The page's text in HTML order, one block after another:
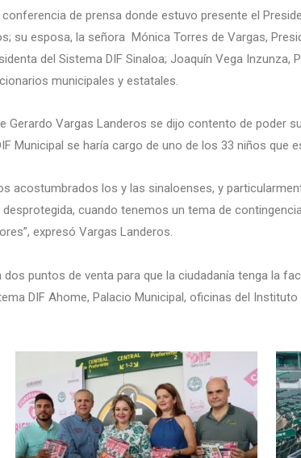
de prensa donde estuvo presente el
su esposa, la señora Mónica Torres de Vargas,
del Sistema DIF Sinaloa; Joaquín Vega Inzunza,
municipales y estatales.
Gerardo Vargas Landeros se dijo contento de poder
Municipal se haría cargo de uno de los 33 niños que
acostumbrados los y las sinaloenses, y
desprotegida, cuando tenemos un tema de
expresó Vargas Landeros.
puntos de venta para que la ciudadanía tenga la
DIF Ahome, Palacio Municipal, oficinas del